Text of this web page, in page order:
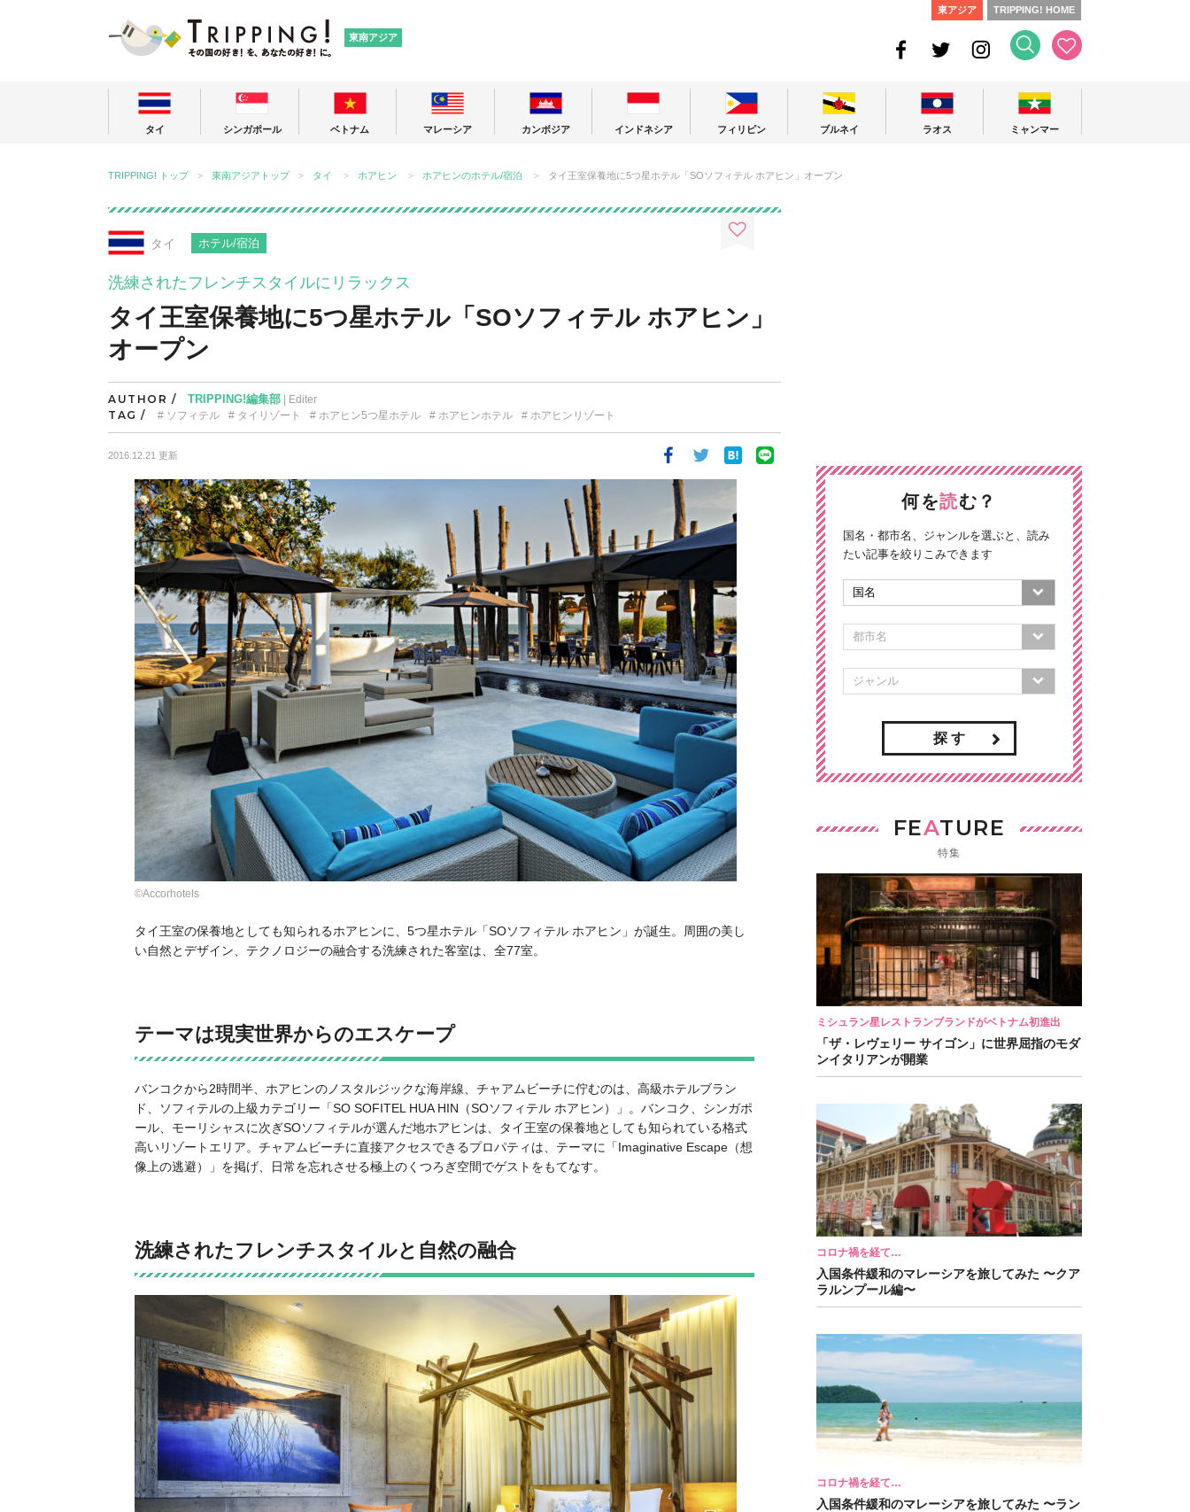
東南アジア
東アジア TRIPPING! HOME
タイ シンガポール ベトナム マレーシア カンボジア インドネシア フィリピン ブルネイ ラオス ミャンマー
TRIPPING! トップ 東南アジアトップ タイ ホアヒン ホアヒンのホテル/宿泊 タイ王室保養地に5つ星ホテル「SOソフィテル ホアヒン」オープン
タイ ホテル/宿泊
洗練されたフレンチスタイルにリラックス
タイ王室保養地に5つ星ホテル「SOソフィテル ホアヒン」
オープン
AUTHOR / TRIPPING!編集部 | Editer
TAG / ソフィテル タイリゾート ホアヒン5つ星ホテル ホアヒンホテル ホアヒンリゾート
2016.12.21 更新
©Accorhotels
タイ王室の保養地としても知られるホアヒンに、5つ星ホテル「SOソフィテル ホアヒン 」が誕生。周囲の美し
い自然とデザイン、テクノロジーの融合する洗練された客室は、全77室。
テーマは現実世界からのエスケープ
バンコクから2時間半、ホアヒンのノスタルジックな海岸線、チャアムビーチに佇むのは、高級ホテルブラン
ド、ソフィテルの上級カテゴリー「SO SOFITEL HUA HIN（SOソフィテル ホアヒン）
」。バンコク、シンガポ
ール、モーリシャスに次ぎSOソフィテルが選んだ地ホアヒンは、タイ王室の保養地としても知られている格式
高いリゾートエリア。チャアムビーチに直接アクセスできるプロパティは、テーマに「Imaginative Escape（想
像上の逃避）」を掲げ、日常を忘れさせる極上のくつろぎ空間でゲストをもてなす。
洗練されたフレンチスタイルと自然の融合
何を読む？
国名・都市名、ジャンルを選ぶと、読み
たい記事を絞りこみできます
探 す
FEATURE
特集
ミシュラン星レストランブランドがベトナム初進出
「ザ・レヴェリー サイゴン」に世界屈指のモダ
ンイタリアンが開業
コロナ禍を経て…
入国条件緩和のマレーシアを旅してみた 〜クア
ラルンプール編〜
コロナ禍を経て…
入国条件緩和のマレーシアを旅してみた 〜ラン